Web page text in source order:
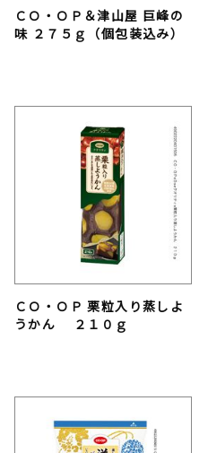
ＣＯ・ＯＰ＆津山屋 巨峰の
味 ２７５ｇ（個包装込み）
ＣＯ・ＯＰ 栗粒入り蒸しよ
うかん ２１０ｇ